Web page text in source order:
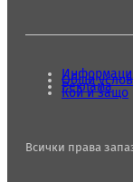
Всички права
Общи
Реклама
Кой и защо